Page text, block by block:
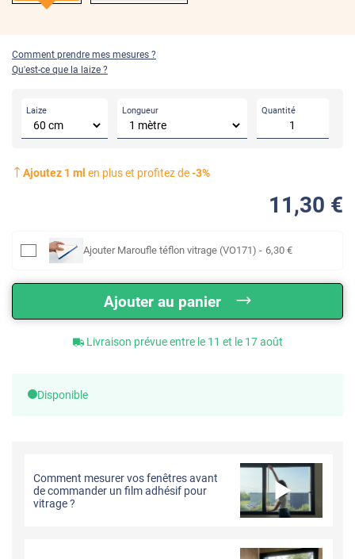
Comment prendre mes mesures ?
Qu'est-ce que la laize ?
Laize Longueur Quantité
Ajoutez 1 ml en plus et profitez de-3%
11 ,30 €
Ajouter Maroufle téflon vitrage (VO171) - 6,30 €
Ajouter au panier
Livraison prévue entre le 11 et le 17 août
Disponible
Comment mesurer vos fenêtres avant
de commander un film adhésif pour
vitrage ?